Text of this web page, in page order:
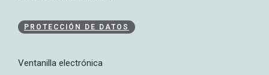
PROTECCIÓN DE DATOS
Ventanilla electrónica